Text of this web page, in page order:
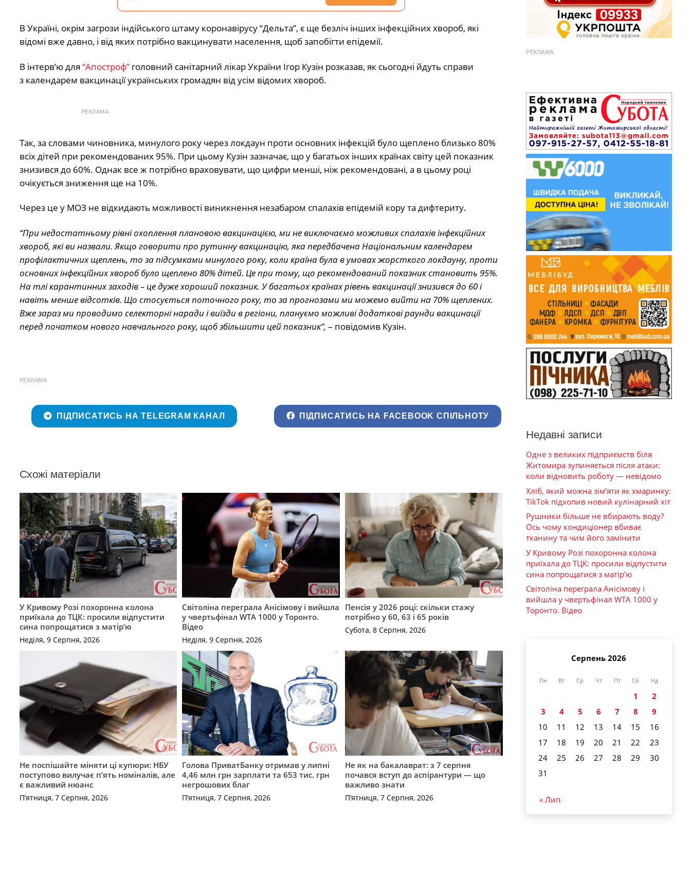
В Україні, окрім загрози індійського штаму коронавірусу “Дельта”, є ще безліч інших інфекційних хвороб, які
відомі вже давно, і від яких потрібно вакцинувати населення, щоб запобігти епідемії.
В інтерв’ю для “Апостроф”головний санітарний лікар України Ігор Кузін розказав, як сьогодні йдуть справи
з календарем вакцинації українських громадян від усім відомих хвороб.
РЕКЛАМА
Так, за словами чиновника, минулого року через локдаун проти основних інфекцій було щеплено близько 80%
всіх дітей при рекомендованих 95%. При цьому Кузін зазначає, що у багатьох інших країнах світу цей показник
знизився до 60%. Однак все ж потрібно враховувати, що цифри менші, ніж рекомендовані, а в цьому році
очікується зниження ще на 10%.
Через це у МОЗ не відкидають можливості виникнення незабаром спалахів епідемій кору та дифтериту.
“При недостатньому рівні охоплення плановою вакцинацією, ми не виключаємо можливих спалахів інфекційних
хвороб, які ви назвали. Якщо говорити про рутинну вакцинацію, яка передбачена Національним календарем
профілактичних щеплень, то за підсумками минулого року, коли країна була в умовах жорсткого локдауну, проти
основних інфекційних хвороб було щеплено 80% дітей. Це при тому, що рекомендований показник становить 95%.
На тлі карантинних заходів – це дуже хороший показник. У багатьох країнах рівень вакцинації знизився до 60 і
навіть менше відсотків. Що стосується поточного року, то за прогнозами ми можемо вийти на 70% щеплених.
Вже зараз ми проводимо селекторні наради і виїзди в регіони, плануємо можливі додаткові раунди вакцинації
перед початком нового навчального року, щоб збільшити цей показник”, – повідомив Кузін.
РЕКЛАМА
ПІДПИСАТИСЬ НА TELEGRAM КАНАЛ ПІДПИСАТИСЬ НА FACEBOOK СПІЛЬНОТУ
Схожі матеріали
У Кривому Розі похоронна колона
приїхала до ТЦК: просили відпустити
сина попрощатися з матір’ю
Неділя, 9 Серпня, 2026
Світоліна переграла Анісімову і вийшла
у чвертьфінал WTA 1000 у Торонто.
Відео
Неділя, 9 Серпня, 2026
Пенсія у 2026 році: скільки стажу
потрібно у 60, 63 і 65 років
Субота, 8 Серпня, 2026
Не поспішайте міняти ці купюри: НБУ
поступово вилучає п’ять номіналів, але
є важливий нюанс
П’ятниця, 7 Серпня, 2026
Голова ПриватБанку отримав у липні
4,46 млн грн зарплати та 653 тис. грн
негрошових благ
П’ятниця, 7 Серпня, 2026
Не як на бакалаврат: з 7 серпня
почався вступ до аспірантури — що
важливо знати
П’ятниця, 7 Серпня, 2026
РЕКЛАМА
Недавні записи
Одне з великих підприємств біля
Житомира зупиняється після атаки:
коли відновить роботу — невідомо
Хліб, який можна зім’яти як хмаринку:
TikTok підхопив новий кулінарний хіт
Рушники більше не вбирають воду?
Ось чому кондиціонер вбиває
тканину та чим його замінити
У Кривому Розі похоронна колона
приїхала до ТЦК: просили відпустити
сина попрощатися з матір’ю
Світоліна переграла Анісімову і
вийшла у чвертьфінал WTA 1000 у
Торонто. Відео
Серпень 2026
Пн Вт Ср Чт Пт Сб Нд
1
2
3
4 5 6 7 8
9
10
11 12 13 14 15
16
17
18 19 20 21 22
23
24
25 26 27 28 29
30
31
« Лип